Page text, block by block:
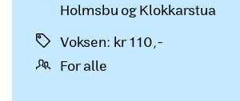
Holmsbu og Klokkarstua
Voksen: kr 110,-
For alle